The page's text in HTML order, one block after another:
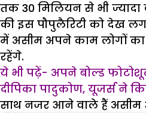
तक 30 मिलियन से भी
की इस पौपुलैरिटी को देख
में असीम अपने काम लोगों
रहेंगे.
ये भी पढ़ें- अपने बोल्ड
दीपिका पादुकोण, यूजर्स ने
साथ नजर आने वाले हैं असीम